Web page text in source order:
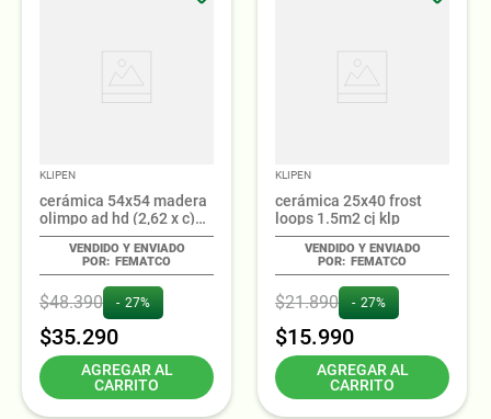
KLIPEN
cerámica 54x54 madera
olimpo ad hd (2,62 x c)
klipen
FEMATCO
$48.390 27%
$35.290
AGREGAR AL
CARRITO
KLIPEN
cerámica 25x40 frost
loops 1.5m2 cj klp
FEMATCO
$21.890 27%
$15.990
AGREGAR AL
CARRITO